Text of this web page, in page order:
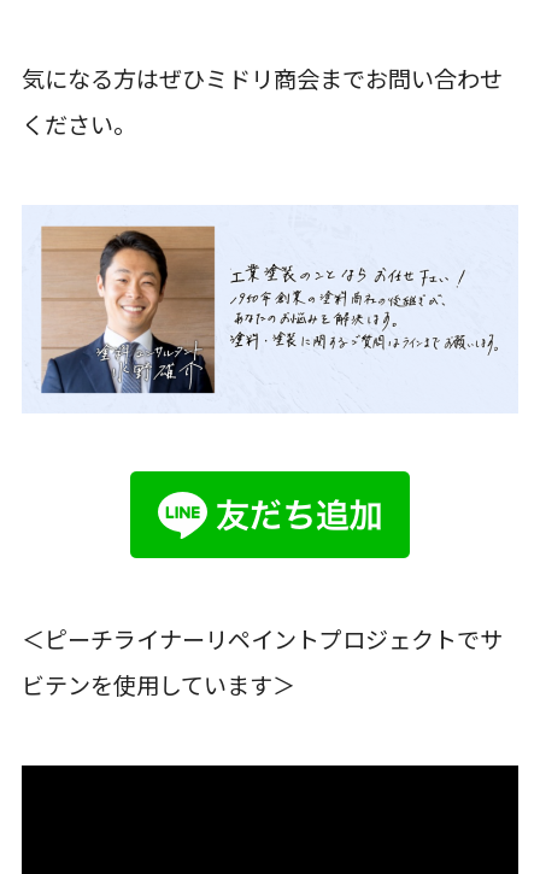
気になる方はぜひミドリ商会までお問い合わせ
ください。
＜ピーチライナーリペイントプロジェクトでサ
ビテンを使用しています＞